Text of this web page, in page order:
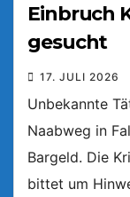
Einbruch
gesucht
17. JULI 2026
Unbekannte
Naabweg in
Bargeld. Die
bittet um